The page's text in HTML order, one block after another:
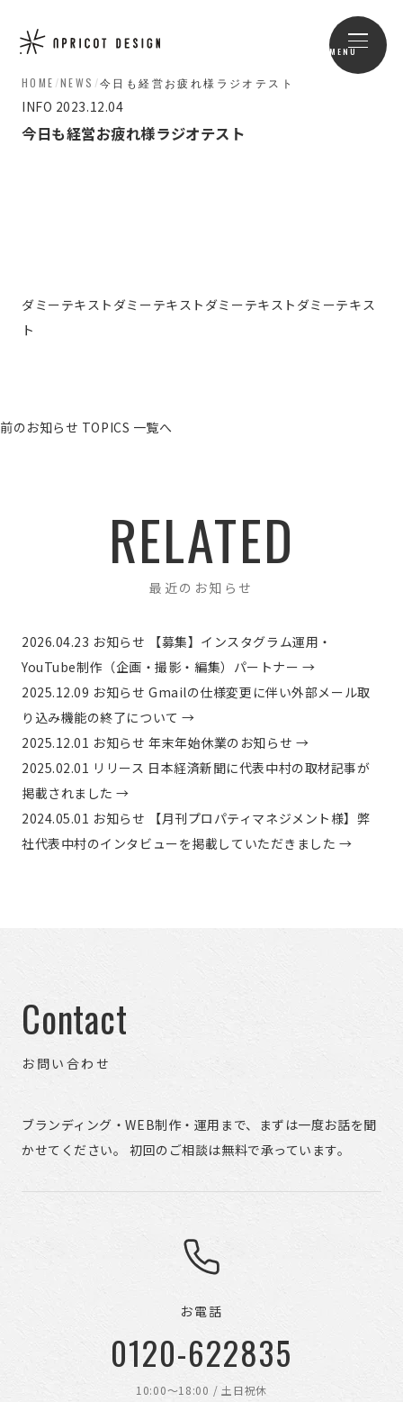
MENU
HOME /NEWS /今日も経営お疲れ様ラジオテスト
INFO 2023.12.04
今日も経営お疲れ様ラジオテスト
ダミーテキストダミーテキストダミーテキストダミーテキス
ト
前のお知らせ TOPICS 一覧へ
RELATED
最近のお知らせ
2026.04.23 お知らせ
【募集】インスタグラム運用・
YouTube制作（企画・撮影・編集）パートナー →
2025.12.09 お知らせ Gmailの仕様変更に伴い外部メール取
り込み機能の終了について →
2025.12.01 お知らせ 年末年始休業のお知らせ →
2025.02.01 リリース 日本経済新聞に代表中村の取材記事が
掲載されました →
2024.05.01 お知らせ
【月刊プロパティマネジメント様】弊
社代表中村のインタビューを掲載していただきました →
Contact
お問い合わせ
ブランディング・WEB制作・運用まで、まずは一度お話を聞
かせてください。 初回のご相談は無料で承っています。
お電話
0120-622835
10:00〜18:00 / 土日祝休